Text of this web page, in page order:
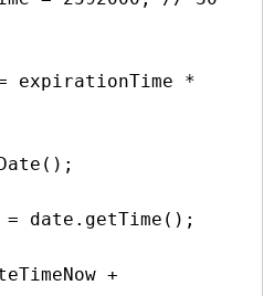
expirationTime *
= date.getTime();
+